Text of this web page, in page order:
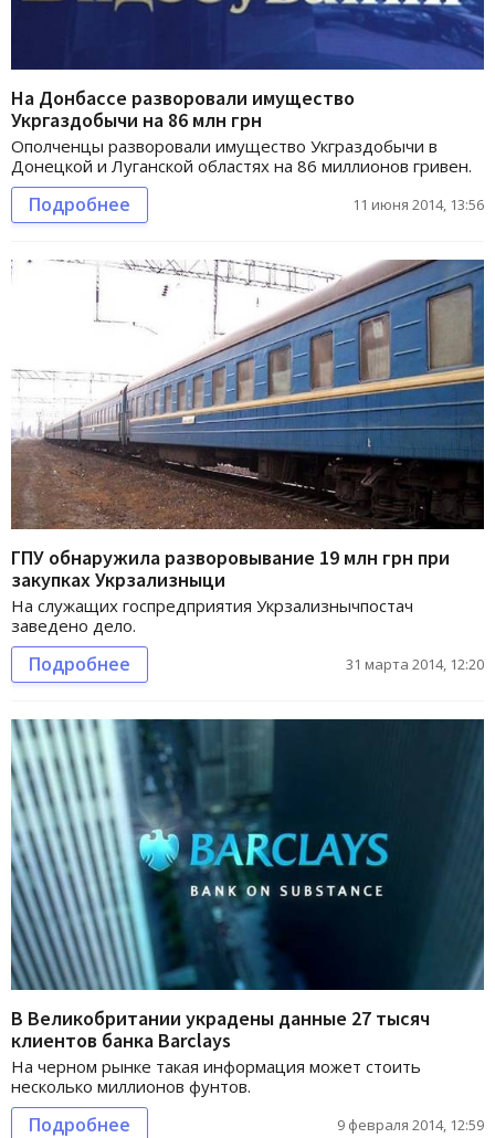
На Донбассе разворовали имущество
Укргаздобычи на 86 млн грн
Ополченцы разворовали имущество Укграздобычи в
Донецкой и Луганской областях на 86 миллионов гривен.
Подробнее 11 июня 2014, 13:56
ГПУ обнаружила разворовывание 19 млн грн при
закупках Укрзализныци
На служащих госпредприятия Укрзализнычпостач
заведено дело.
Подробнее 31 марта 2014, 12:20
В Великобритании украдены данные 27 тысяч
клиентов банка Barclays
На черном рынке такая информация может стоить
несколько миллионов фунтов.
Подробнее 9 февраля 2014, 12:59